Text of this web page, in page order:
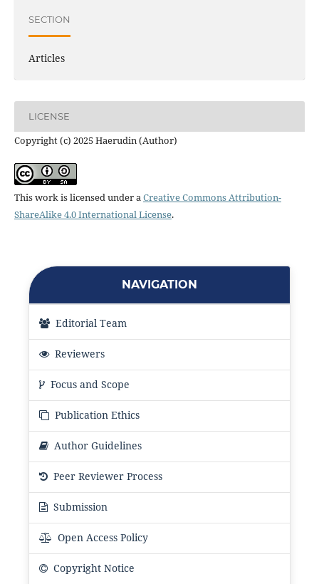
SECTION
Articles
LICENSE
Copyright (c) 2025 Haerudin (Author)
This work is licensed under a Creative Commons Attribution-
ShareAlike 4.0 International License.
NAVIGATION
Editorial Team
Reviewers
Focus and Scope
Publication Ethics
Author Guidelines
Peer Reviewer Process
Submission
Open Access Policy
Copyright Notice